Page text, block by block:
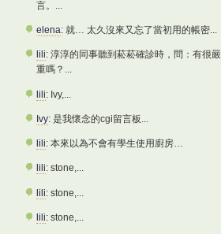
言。...
elena: 就… 太久沒來又忘了當初用的帳密...
lili: 淳淳的同事聽到菘菘確診時，問：有很嚴
重嗎？...
lili: Ivy,...
Ivy: 是我懷念的cgi留言板...
lili: 本來以為不會有學生使用廚房…
lili: stone,...
lili: stone,...
lili: stone,...